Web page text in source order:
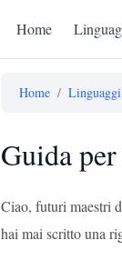
Home
Home /
Guida
Ciao, futuri maestri
hai mai scritto una